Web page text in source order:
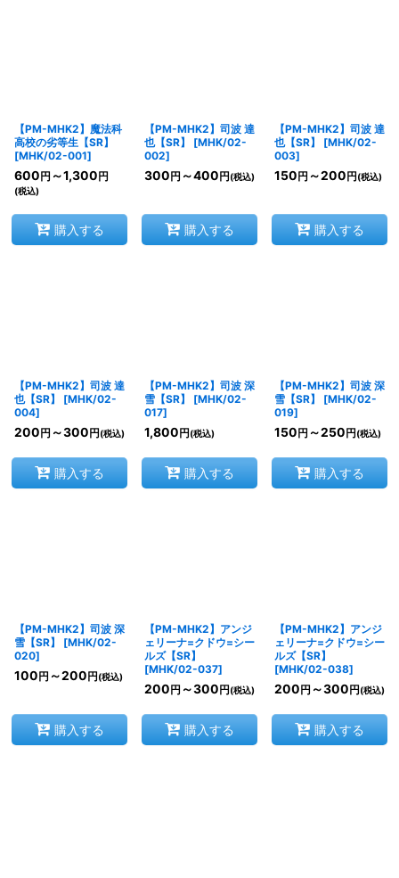
【PM-MHK2】魔法科
高校の劣等生【SR】
[MHK/02-001]
600 円 ～1,300 円
(税込)
購入する
【PM-MHK2】司波 達
也【SR】
[MHK/02-
002]
300 円 ～400 円 (税込)
購入する
【PM-MHK2】司波 達
也【SR】
[MHK/02-
003]
150 円 ～200 円 (税込)
購入する
【PM-MHK2】司波 達
也【SR】
[MHK/02-
004]
200 円 ～300 円 (税込)
購入する
【PM-MHK2】司波 深
雪【SR】
[MHK/02-
017]
1,800 円 (税込)
購入する
【PM-MHK2】司波 深
雪【SR】
[MHK/02-
019]
150 円 ～250 円 (税込)
購入する
【PM-MHK2】司波 深
雪【SR】
[MHK/02-
020]
100 円 ～200 円 (税込)
購入する
【PM-MHK2】アンジ
ェリーナ=クドウ=シー
ルズ【SR】
[MHK/02-037]
200 円 ～300 円 (税込)
購入する
【PM-MHK2】アンジ
ェリーナ=クドウ=シー
ルズ【SR】
[MHK/02-038]
200 円 ～300 円 (税込)
購入する